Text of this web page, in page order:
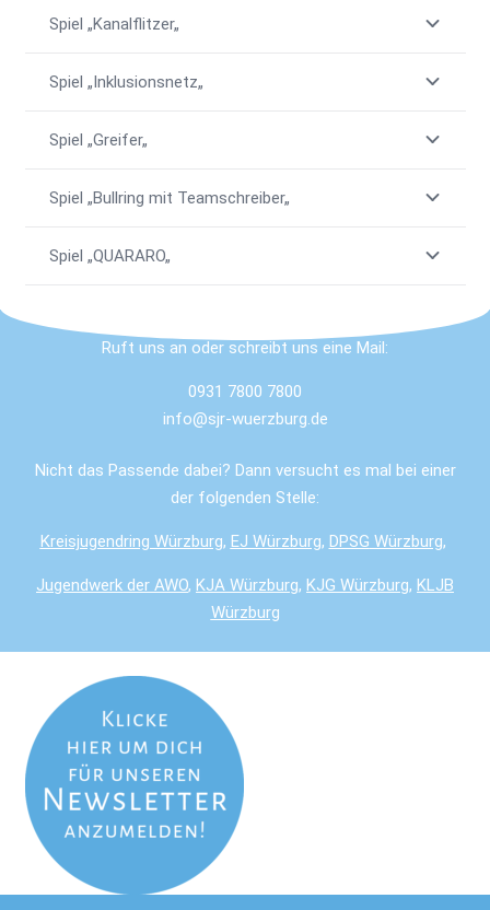
Spiel „Kanalflitzer„
Spiel „Inklusionsnetz„
Spiel „Greifer„
Spiel „Bullring mit Teamschreiber„
Spiel „QUARARO„
Ruft uns an oder schreibt uns eine Mail:
0931 7800 7800
info@sjr-wuerzburg.de
Nicht das Passende dabei? Dann versucht es mal bei einer
der folgenden Stelle:
Kreisjugendring Würzburg, EJ Würzburg, DPSG Würzburg,
Jugendwerk der AWO, KJA Würzburg, KJG Würzburg, KLJB
Würzburg